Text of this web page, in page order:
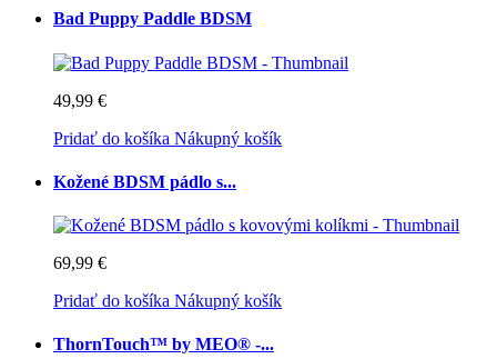
Bad Puppy Paddle BDSM
49,99 €
Pridať do košíka Nákupný košík
Kožené BDSM pádlo s...
69,99 €
Pridať do košíka Nákupný košík
ThornTouch™ by MEO® -...